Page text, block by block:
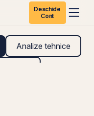
Deschide
Cont
Analize tehnice